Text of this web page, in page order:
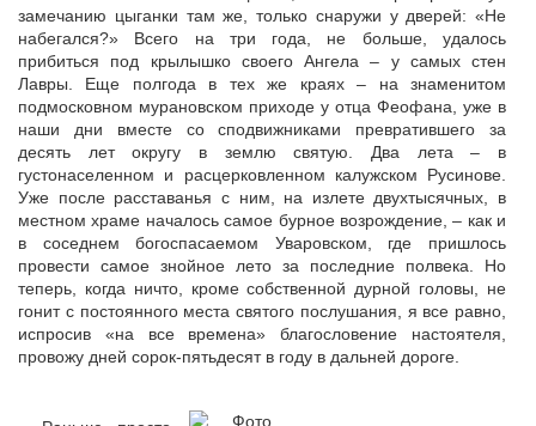
замечанию цыганки там же, только снаружи у дверей: «Не
набегался?» Всего на три года, не больше, удалось
прибиться под крылышко своего Ангела – у самых стен
Лавры. Еще полгода в тех же краях – на знаменитом
подмосковном мурановском приходе у отца Феофана, уже в
наши дни вместе со сподвижниками превратившего за
десять лет округу в землю святую. Два лета – в
густонаселенном и расцерковленном калужском Русинове.
Уже после расставанья с ним, на излете двухтысячных, в
местном храме началось самое бурное возрождение, – как и
в соседнем богоспасаемом Уваровском, где пришлось
провести самое знойное лето за последние полвека. Но
теперь, когда ничто, кроме собственной дурной головы, не
гонит с постоянного места святого послушания, я все равно,
испросив «на все времена» благословение настоятеля,
провожу дней сорок-пятьдесят в году в дальней дороге.